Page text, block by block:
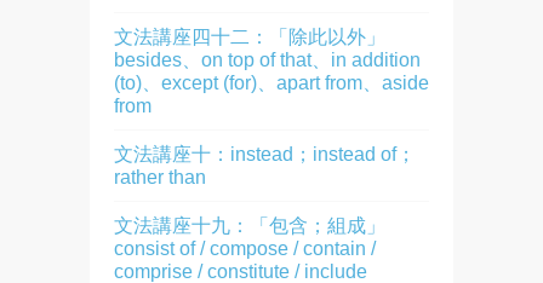
文法講座四十二：「除此以外」
besides、on top of that、in addition
(to)、except (for)、apart from、aside
from
文法講座十：instead；instead of；
rather than
文法講座十九：「包含；組成」
consist of / compose / contain /
comprise / constitute / include